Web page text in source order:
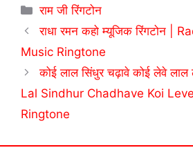
Categories
राम जी रिंगटोन
राधा रमन कहो म्यूजिक रिंगटोन |
Music Ringtone
कोई लाल सिंधुर चढ़ावे कोई लेवे लाल
Lal Sindhur Chadhave Koi
Ringtone